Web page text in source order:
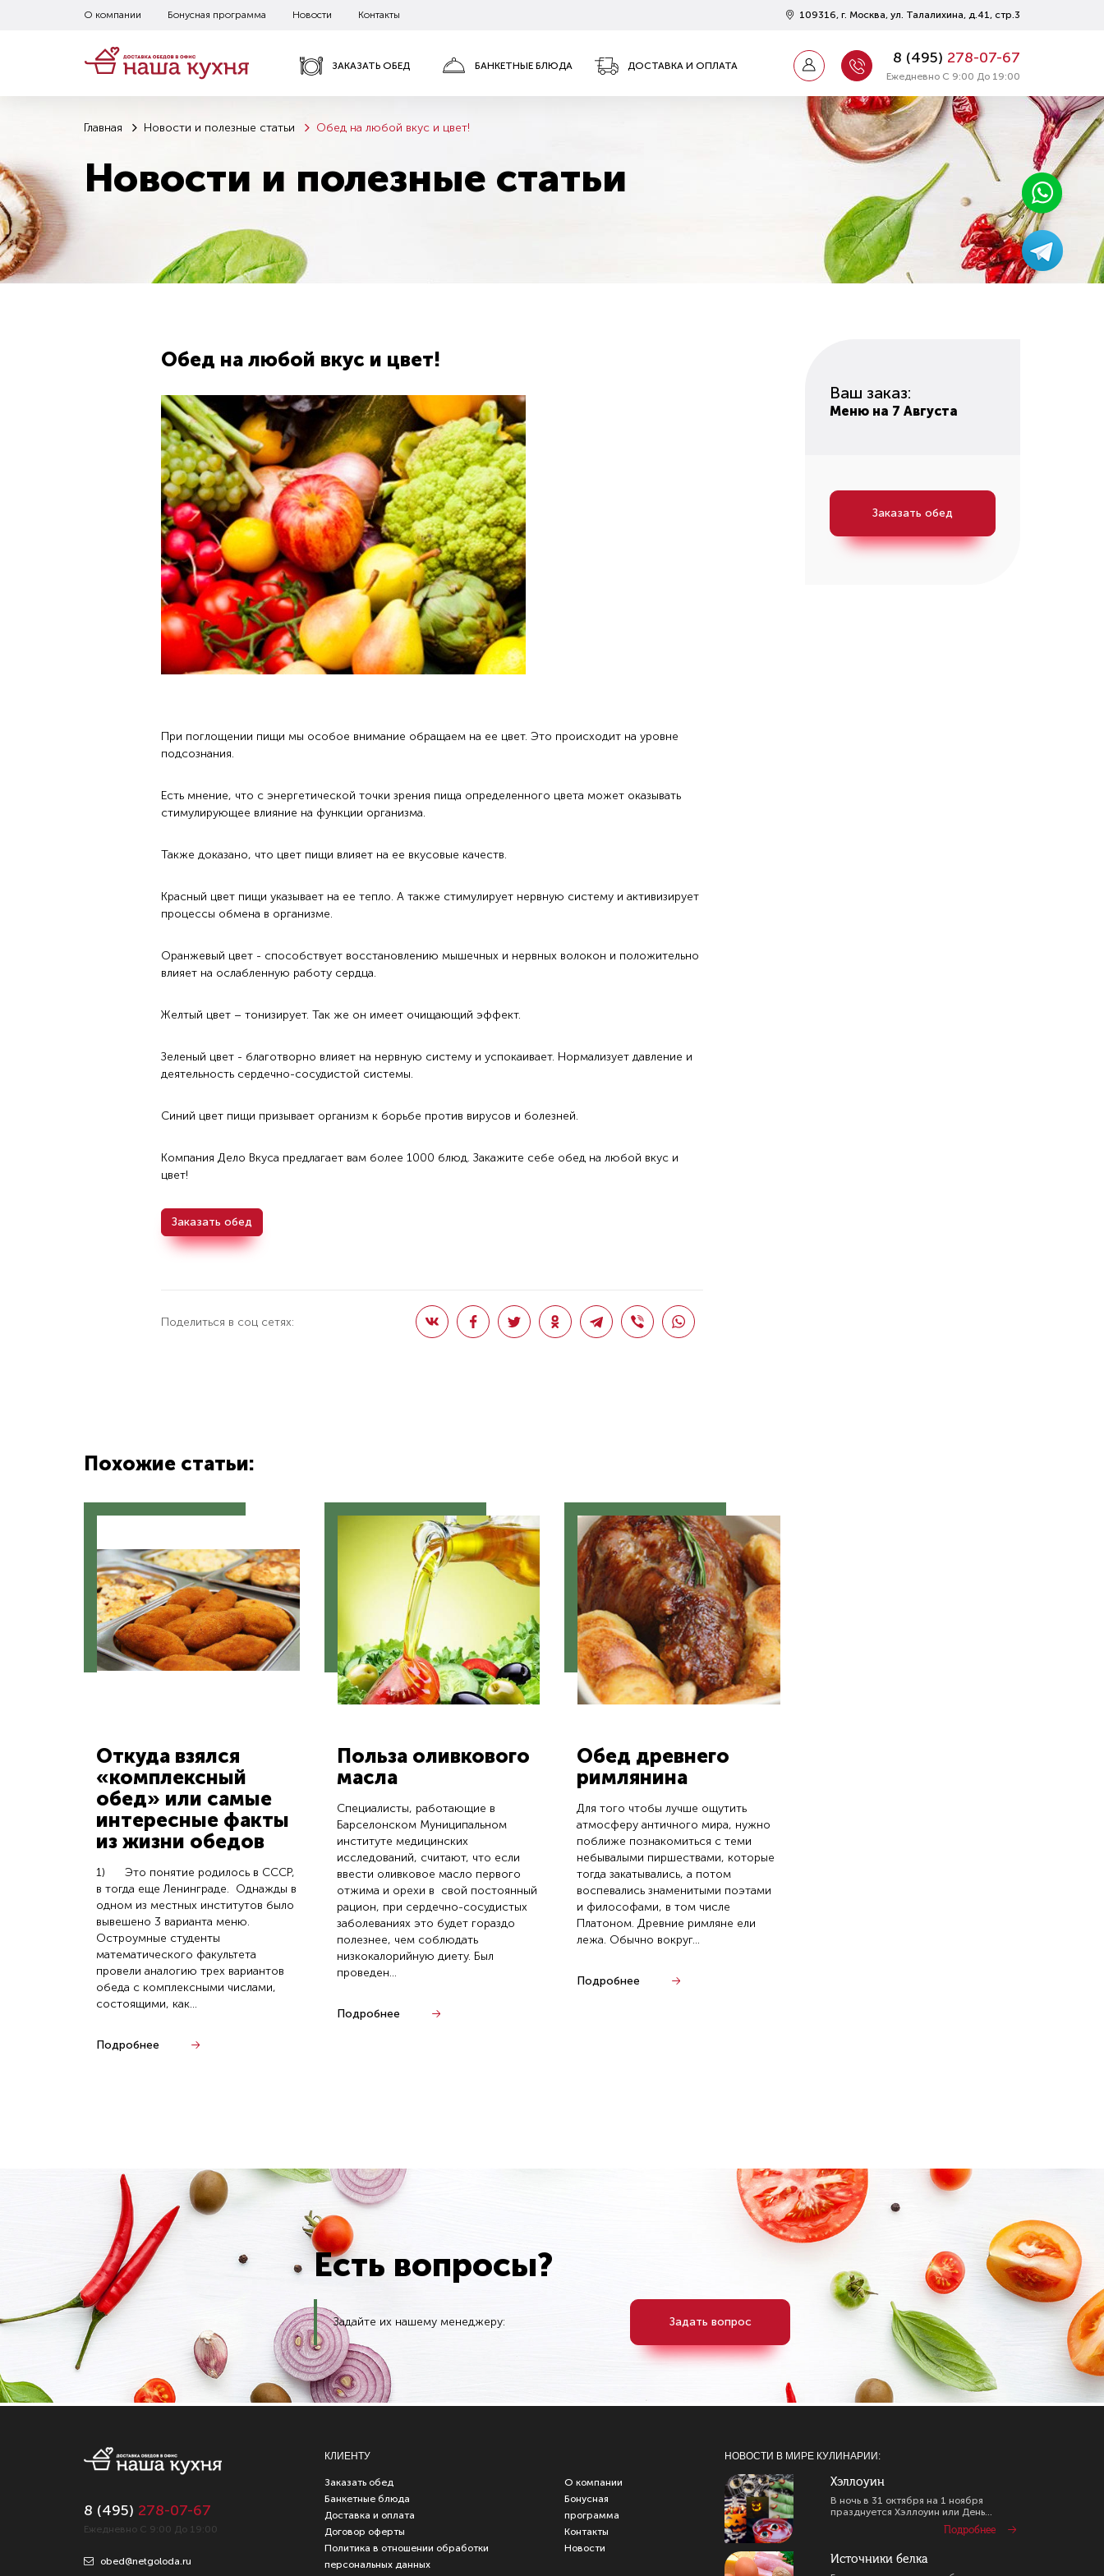
О компании Бонусная программа Новости Контакты 109316, г. Москва, ул. Талалихина, д.41, стр.3
ЗАКАЗАТЬ ОБЕД БАНКЕТНЫЕ БЛЮДА ДОСТАВКА И ОПЛАТА 8 (495) 278-07-67
Ежедневно С 9:00 До 19:00
Главная Новости и полезные статьи Обед на любой вкус и цвет!
Новости и полезные статьи
Обед на любой вкус и цвет!
При поглощении пищи мы особое внимание обращаем на ее цвет. Это происходит на уровне
подсознания.
Есть мнение, что с энергетической точки зрения пища определенного цвета может оказывать
стимулирующее влияние на функции организма.
Также доказано, что цвет пищи влияет на ее вкусовые качеств.
Красный цвет пищи указывает на ее тепло. А также стимулирует нервную систему и активизирует
процессы обмена в организме.
Оранжевый цвет - способствует восстановлению мышечных и нервных волокон и положительно
влияет на ослабленную работу сердца.
Желтый цвет – тонизирует. Так же он имеет очищающий эффект.
Зеленый цвет - благотворно влияет на нервную систему и успокаивает. Нормализует давление и
деятельность сердечно-сосудистой системы.
Синий цвет пищи призывает организм к борьбе против вирусов и болезней.
Компания Дело Вкуса предлагает вам более 1000 блюд. Закажите себе обед на любой вкус и
цвет!
Заказать обед
Поделиться в соц сетях:
Похожие статьи:
Откуда взялся
«комплексный
обед» или самые
интересные факты
из жизни обедов
1) Это понятие родилось в СССР,
в тогда еще Ленинграде. Однажды в
одном из местных институтов было
вывешено 3 варианта меню.
Остроумные студенты
математического факультета
провели аналогию трех вариантов
обеда с комплексными числами,
состоящими, как...
Подробнее
Польза оливкового
масла
Специалисты, работающие в
Барселонском Муниципальном
институте медицинских
исследований, считают, что если
ввести оливковое масло первого
отжима и орехи в свой постоянный
рацион, при сердечно-сосудистых
заболеваниях это будет гораздо
полезнее, чем соблюдать
низкокалорийную диету. Был
проведен...
Подробнее
Обед древнего
римлянина
Для того чтобы лучше ощутить
атмосферу античного мира, нужно
поближе познакомиться с теми
небывалыми пиршествами, которые
тогда закатывались, а потом
воспевались знаменитыми поэтами
и философами, в том числе
Платоном. Древние римляне ели
лежа. Обычно вокруг...
Подробнее
Ваш заказ:
Меню на 7 Августа
Заказать обед
Есть вопросы?
Задайте их нашему менеджеру: Задать вопрос
8 (495) 278-07-67
Ежедневно С 9:00 До 19:00
obed@netgoloda.ru
КЛИЕНТУ
Заказать обед
Банкетные блюда
Доставка и оплата
Договор оферты
Политика в отношении обработки
персональных данных
О компании
Бонусная
программа
Контакты
Новости
НОВОСТИ В МИРЕ КУЛИНАРИИ:
Хэллоуин
В ночь в 31 октября на 1 ноября
празднуется Хэллоуин или День...
Подробнее
Источники белка